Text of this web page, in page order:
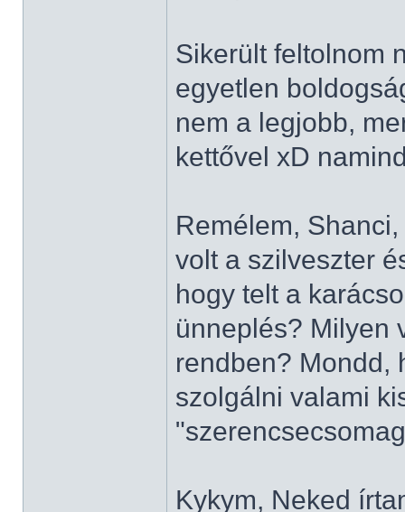
Sikerült feltolnom
egyetlen
nem a legjobb,
kettővel xD
Remélem,
volt a szilveszter
hogy telt a
ünneplés? Milyen
rendben? Mondd,
szolgálni valami
Kykym, Neked